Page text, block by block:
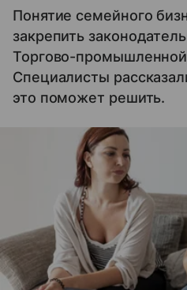
Понятие семейного
закрепить
Торгово-
Специалисты
это поможет решить.